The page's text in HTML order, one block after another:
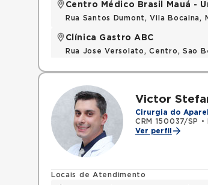
Centro Médico Brasil Mauá -
Rua Santos Dumont, Vila Bocaina,
Clínica Gastro ABC
Rua Jose Versolato, Centro, Sao
Victor
Cirurgia do
CRM 150037/SP
•
Ver perfil
Locais de Atendimento